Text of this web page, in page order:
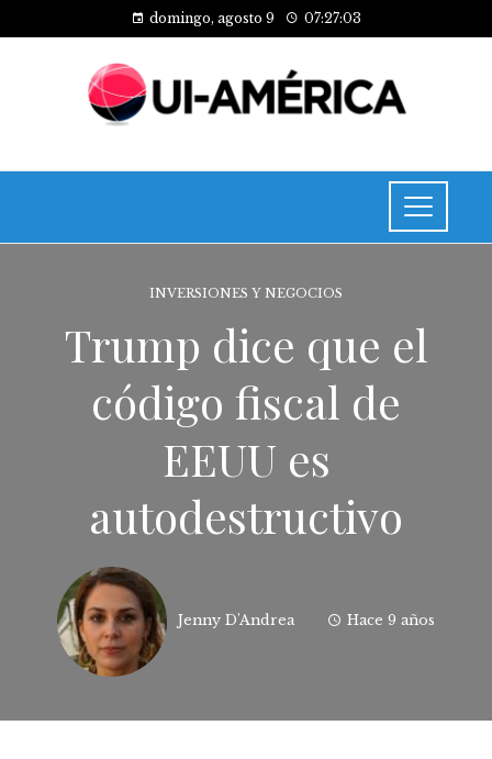
domingo, agosto 9 07:27:03
INVERSIONES Y NEGOCIOS
Trump dice que el
código fiscal de
EEUU es
autodestructivo
Jenny D'Andrea Hace 9 años